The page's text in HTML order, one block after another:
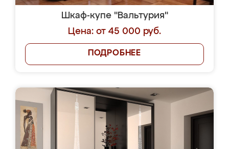
Шкаф-купе "Вальтурия"
Цена: от 45 000 руб.
ПОДРОБНЕЕ